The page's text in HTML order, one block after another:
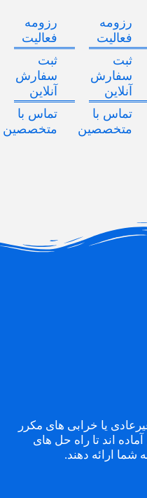
رزومه
فعالیت
ثبت
سفارش
آنلاین
تماس با
متخصصین
رزومه
فعالیت
ثبت
سفارش
آنلاین
تماس با
متخصصین
یا خرابی های مکرر
اند تا راه حل های
ارائه دهند.